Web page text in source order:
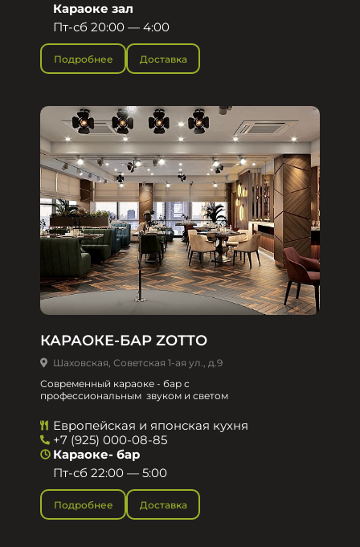
Караоке зал
Пт-сб 20:00 — 4:00
Подробнее Доставка
КАРАОКЕ-БАР ZOTTO
Шаховская, Советская 1-ая ул., д.9
Современный караоке - бар с
профессиональным звуком и светом
Европейская и японская кухня
+7 (925) 000-08-85
Караоке- бар
Пт-сб 22:00 — 5:00
Подробнее Доставка